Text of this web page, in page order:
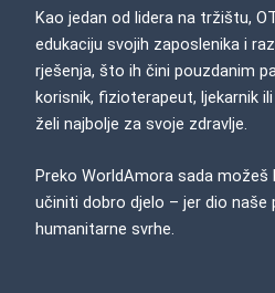
Kao jedan od lidera na tržištu,
edukaciju svojih zaposlenika i
rješenja, što ih čini pouzdanim
korisnik, fizioterapeut, ljekarnik
želi najbolje za svoje zdravlje.
Preko WorldAmora sada
učiniti dobro djelo – jer dio naše
humanitarne svrhe.